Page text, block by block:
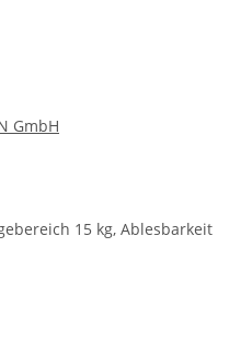
GmbH
15 kg, Ablesbarkeit